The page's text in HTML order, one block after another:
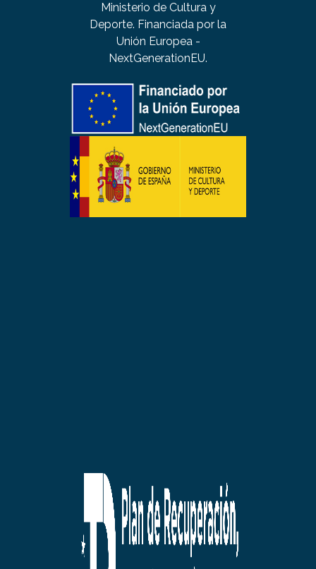
Ministerio de Cultura y
Deporte. Financiada por la
Unión Europea -
NextGenerationEU.